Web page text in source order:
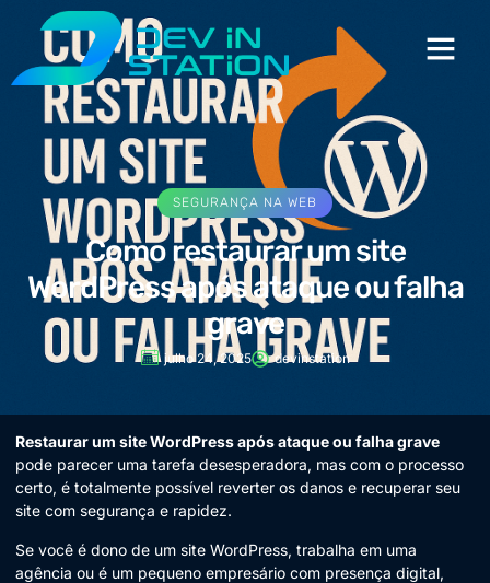
SEGURANÇA NA WEB
Como restaurar um site
WordPress após ataque ou falha
grave
julho 24, 2025 devinstation
Restaurar um site WordPress após ataque ou falha grave
pode parecer uma tarefa desesperadora, mas com o processo
certo, é totalmente possível reverter os danos e recuperar seu
site com segurança e rapidez.
Se você é dono de um site WordPress, trabalha em uma
agência ou é um pequeno empresário com presença digital,